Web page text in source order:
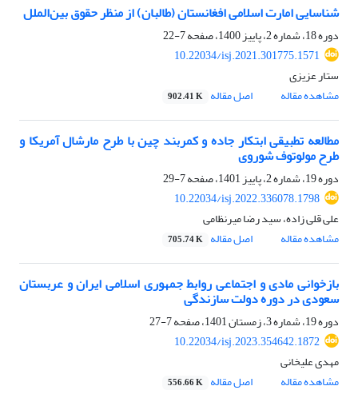
شناسایی امارت اسلامی افغانستان (طالبان) از منظر حقوق بین‌الملل
دوره 18، شماره 2، پاییز 1400، صفحه
7-22
10.22034/isj.2021.301775.1571
ستار عزیزی
مشاهده مقاله
اصل مقاله 902.41 K
مطالعه تطبیقی ابتکار جاده و کمربند چین با طرح مارشال آمریکا و
طرح مولوتوف شوروی
دوره 19، شماره 2، پاییز 1401، صفحه
7-29
10.22034/isj.2022.336078.1798
علی قلی زاده، سید رضا میرنظامی
مشاهده مقاله
اصل مقاله 705.74 K
بازخوانی مادی و اجتماعی روابط جمهوری اسلامی ایران و عربستان
سعودی در دوره دولت سازندگی
دوره 19، شماره 3، زمستان 1401، صفحه
7-27
10.22034/isj.2023.354642.1872
مهدى علیخانى
مشاهده مقاله
اصل مقاله 556.66 K